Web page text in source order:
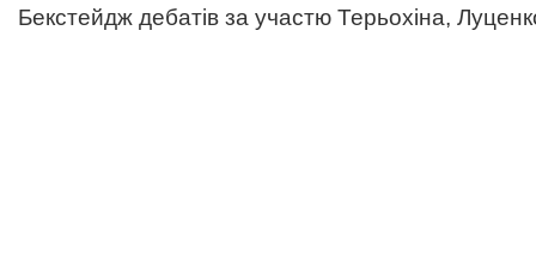
Бекстейдж дебатів за участю Терьохіна,